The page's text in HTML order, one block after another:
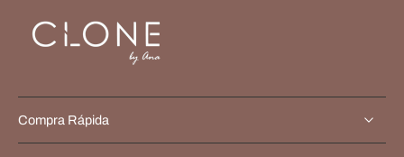
Compra Rápida